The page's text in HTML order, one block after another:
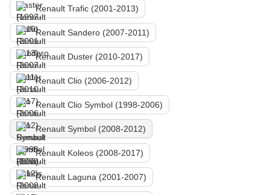
Renault Trafic (2001-2013)
Renault Sandero (2007-2011)
Renault Duster (2010-2017)
Renault Clio (2006-2012)
Renault Clio Symbol (1998-2006)
Renault Symbol (2008-2012)
Renault Koleos (2008-2017)
Renault Laguna (2001-2007)